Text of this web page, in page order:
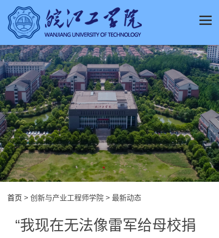
首页 > 创新与产业工程师学院 > 最新动态
“我现在无法像雷军给母校捐